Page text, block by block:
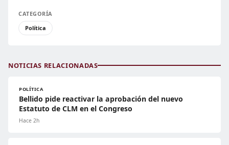
CATEGORÍA
Política
NOTICIAS RELACIONADAS
POLÍTICA
Bellido pide reactivar la aprobación del nuevo
Estatuto de CLM en el Congreso
Hace 2h